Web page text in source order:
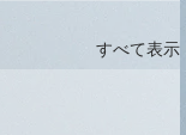
すべて表示